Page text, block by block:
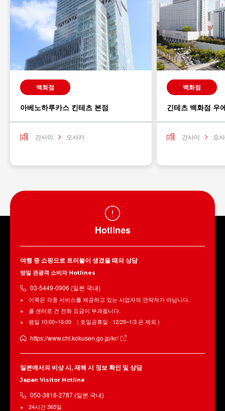
백화점
아베노하루카스 킨테츠 본점
간사이 오사카
백화점
긴테츠 백화점 우
간사이 오
Hotlines
여행 중 쇼핑으로 트러블이 생겼을 때의 상담
방일 관광객 소비자 Hotlines
03-5449-0906 (일본 국내)
이쪽은 각종 서비스를 제공하고 있는 사업자의 연락처가 아닙니다.
콜 센터로 건 전화 요금이 부과됩니다.
평일 10:00~16:00 ( 토일공휴일 · 12/29~1/3 은 제외 )
https://www.cht.kokusen.go.jp/kr/
일본에서의 비상 시, 재해 시 정보 확인 및 상담
Japan Visitor Hotline
050-3816-2787 (일본 국내)
24시간 365일